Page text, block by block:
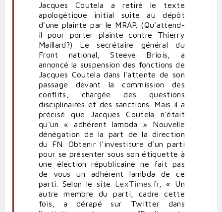
Jacques Coutela a retiré le texte
apologétique initial suite au dépôt
d'une plainte par le MRAP. (Qu'attend-
il pour porter plainte contre Thierry
Maillard?) Le secrétaire général du
Front national, Steeve Briois, a
annoncé la suspension des fonctions de
Jacques Coutela dans l'attente de son
passage devant la commission des
conflits, chargée des questions
disciplinaires et des sanctions. Mais il a
précisé que Jacques Coutela n'était
qu'un « adhérent lambda » Nouvelle
dénégation de la part de la direction
du FN. Obtenir l'investiture d'un parti
pour se présenter sous son étiquette à
une élection républicaine ne fait pas
de vous un adhérent lambda de ce
parti. Selon le site LexTimes.fr , « Un
autre membre du parti, cadre cette
fois, a dérapé sur Twitter dans